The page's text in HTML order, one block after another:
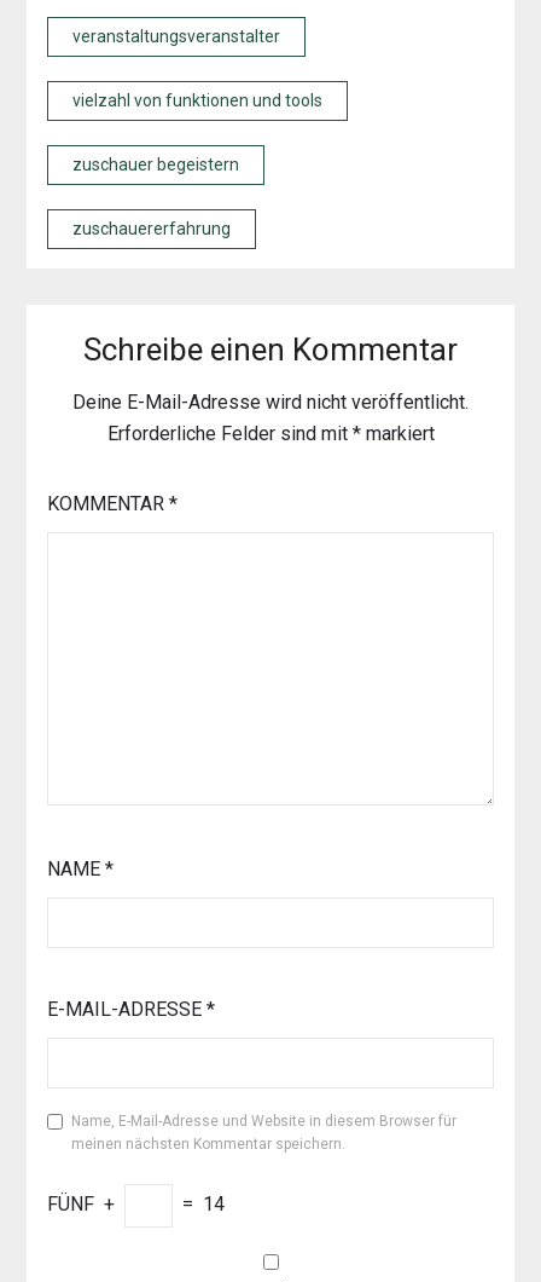
veranstaltungsveranstalter
vielzahl von funktionen und tools
zuschauer begeistern
zuschauererfahrung
Schreibe einen Kommentar
Deine E-Mail-Adresse wird nicht veröffentlicht.
Erforderliche Felder sind mit *markiert
KOMMENTAR *
NAME *
E-MAIL-ADRESSE *
Name, E-Mail-Adresse und Website in diesem Browser für
meinen nächsten Kommentar speichern.
FÜNF + = 14